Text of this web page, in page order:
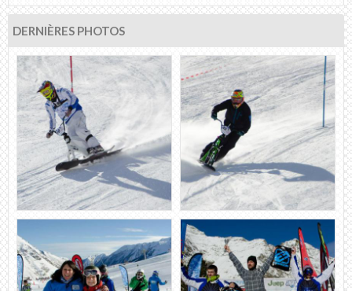
DERNIÈRES PHOTOS